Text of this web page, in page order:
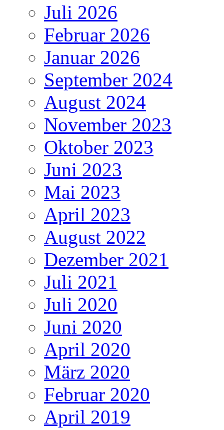
Juli 2026
Februar 2026
Januar 2026
September 2024
August 2024
November 2023
Oktober 2023
Juni 2023
Mai 2023
April 2023
August 2022
Dezember 2021
Juli 2021
Juli 2020
Juni 2020
April 2020
März 2020
Februar 2020
April 2019